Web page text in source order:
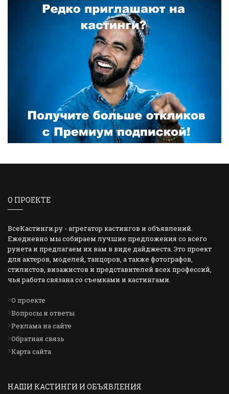
О ПРОЕКТЕ
ВсеКастинги.ру - агрегатор кастингов и объявлений.
Ежедневно мы собираем лучшие предложения со всего
рунета и предлагаем их вам в виде дайджеста. Это проект
для актеров, моделей, танцоров, а также фотографов,
стилистов, визажистов и представителей всех профессий,
чья работа связана со съемками и кастингами.
О проекте
Вопросы и ответы
Реклама на сайте
Обратная связь
Карта сайта
НАШИ КАСТИНГИ И ОБЪЯВЛЕНИЯ